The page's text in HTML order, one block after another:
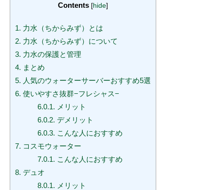
Contents [hide]
1. 力水（ちからみず）とは
2. 力水（ちからみず）について
3. 力水の保護と管理
4. まとめ
5. 人気のウォーターサーバーおすすめ5選
6. 使いやすさ抜群−フレシャス−
6.0.1. メリット
6.0.2. デメリット
6.0.3. こんな人におすすめ
7. コスモウォーター
7.0.1. こんな人におすすめ
8. デュオ
8.0.1. メリット